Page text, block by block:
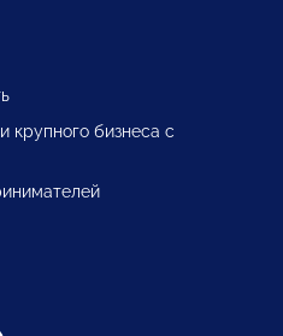
крупного бизнеса с